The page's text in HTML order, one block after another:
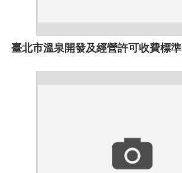
臺北市溫泉開發及經營許可收費標準